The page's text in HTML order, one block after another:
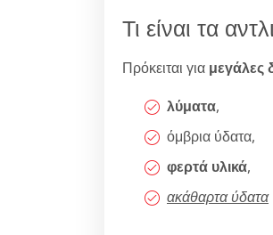
Τι είναι τα
Πρόκειται για μεγάλες
λύματα,
όμβρια ύδατα,
φερτά υλικά,
ακάθαρτα ύδατα